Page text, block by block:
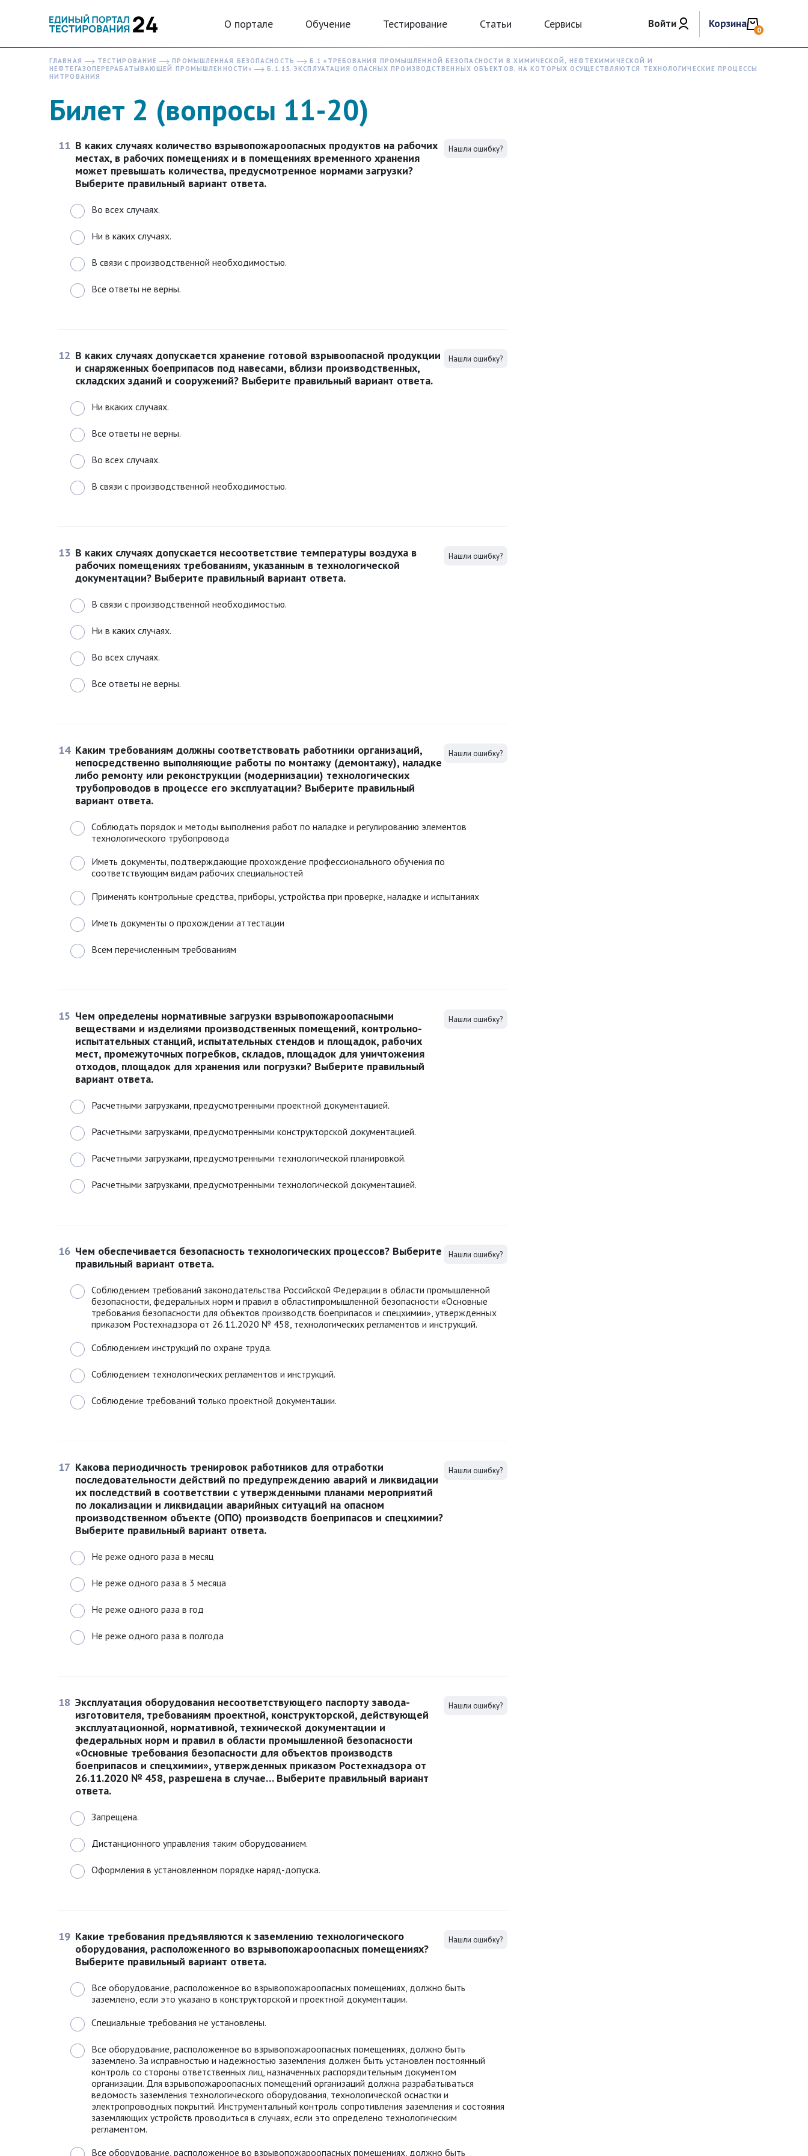
О портале Обучение Тестирование Статьи Сервисы Войти Корзина 0
ГЛАВНАЯ ТЕСТИРОВАНИЕ ПРОМЫШЛЕННАЯ БЕЗОПАСНОСТЬ
Б.1 «ТРЕБОВАНИЯ ПРОМЫШЛЕННОЙ БЕЗОПАСНОСТИ В ХИМИЧЕСКОЙ, НЕФТЕХИМИЧЕСКОЙ И
НЕФТЕГАЗОПЕРЕРАБАТЫВАЮЩЕЙ ПРОМЫШЛЕННОСТИ»
Б.1.15. ЭКСПЛУАТАЦИЯ ОПАСНЫХ ПРОИЗВОДСТВЕННЫХ ОБЪЕКТОВ, НА КОТОРЫХ ОСУЩЕСТВЛЯЮТСЯ ТЕХНОЛОГИЧЕСКИЕ ПРОЦЕССЫ
НИТРОВАНИЯ
Билет 2 (вопросы 11-20)
11 В каких случаях количество взрывопожароопасных продуктов на рабочих
местах, в рабочих помещениях и в помещениях временного хранения
может превышать количества, предусмотренное нормами загрузки?
Выберите правильный вариант ответа.
Нашли ошибку?
Во всех случаях.
Ни в каких случаях.
В связи с производственной необходимостью.
Все ответы не верны.
12 В каких случаях допускается хранение готовой взрывоопасной продукции
и снаряженных боеприпасов под навесами, вблизи производственных,
складских зданий и сооружений? Выберите правильный вариант ответа.
Нашли ошибку?
Ни вкаких случаях.
Все ответы не верны.
Во всех случаях.
В связи с производственной необходимостью.
13 В каких случаях допускается несоответствие температуры воздуха в
рабочих помещениях требованиям, указанным в технологической
документации? Выберите правильный вариант ответа.
Нашли ошибку?
В связи с производственной необходимостью.
Ни в каких случаях.
Во всех случаях.
Все ответы не верны.
14 Каким требованиям должны соответствовать работники организаций,
непосредственно выполняющие работы по монтажу (демонтажу), наладке
либо ремонту или реконструкции (модернизации) технологических
трубопроводов в процессе его эксплуатации? Выберите правильный
вариант ответа.
Нашли ошибку?
Соблюдать порядок и методы выполнения работ по наладке и регулированию элементов
технологического трубопровода
Иметь документы, подтверждающие прохождение профессионального обучения по
соответствующим видам рабочих специальностей
Применять контрольные средства, приборы, устройства при проверке, наладке и испытаниях
Иметь документы о прохождении аттестации
Всем перечисленным требованиям
15 Чем определены нормативные загрузки взрывопожароопасными
веществами и изделиями производственных помещений, контрольно-
испытательных станций, испытательных стендов и площадок, рабочих
мест, промежуточных погребков, складов, площадок для уничтожения
отходов, площадок для хранения или погрузки? Выберите правильный
вариант ответа.
Нашли ошибку?
Расчетными загрузками, предусмотренными проектной документацией.
Расчетными загрузками, предусмотренными конструкторской документацией.
Расчетными загрузками, предусмотренными технологической планировкой.
Расчетными загрузками, предусмотренными технологической документацией.
16 Чем обеспечивается безопасность технологических процессов? Выберите
правильный вариант ответа.
Нашли ошибку?
Соблюдением требований законодательства Российской Федерации в области промышленной
безопасности, федеральных норм и правил в областипромышленной безопасности «Основные
требования безопасности для объектов производств боеприпасов и спецхимии», утвержденных
приказом Ростехнадзора от 26.11.2020 № 458, технологических регламентов и инструкций.
Соблюдением инструкций по охране труда.
Соблюдением технологических регламентов и инструкций.
Соблюдение требований только проектной документации.
17 Какова периодичность тренировок работников для отработки
последовательности действий по предупреждению аварий и ликвидации
их последствий в соответствии с утвержденными планами мероприятий
по локализации и ликвидации аварийных ситуаций на опасном
производственном объекте (ОПО) производств боеприпасов и спецхимии?
Выберите правильный вариант ответа.
Нашли ошибку?
Не реже одного раза в месяц
Не реже одного раза в 3 месяца
Не реже одного раза в год
Не реже одного раза в полгода
18 Эксплуатация оборудования несоответствующего паспорту завода-
изготовителя, требованиям проектной, конструкторской, действующей
эксплуатационной, нормативной, технической документации и
федеральных норм и правил в области промышленной безопасности
«Основные требования безопасности для объектов производств
боеприпасов и спецхимии», утвержденных приказом Ростехнадзора от
26.11.2020 № 458, разрешена в случае… Выберите правильный вариант
ответа.
Нашли ошибку?
Запрещена.
Дистанционного управления таким оборудованием.
Оформления в установленном порядке наряд-допуска.
19 Какие требования предъявляются к заземлению технологического
оборудования, расположенного во взрывопожароопасных помещениях?
Выберите правильный вариант ответа.
Нашли ошибку?
Все оборудование, расположенное во взрывопожароопасных помещениях, должно быть
заземлено, если это указано в конструкторской и проектной документации.
Специальные требования не установлены.
Все оборудование, расположенное во взрывопожароопасных помещениях, должно быть
заземлено. За исправностью и надежностью заземления должен быть установлен постоянный
контроль со стороны ответственных лиц, назначенных распорядительным документом
организации. Для взрывопожароопасных помещений организаций должна разрабатываться
ведомость заземления технологического оборудования, технологической оснастки и
электропроводных покрытий. Инструментальный контроль сопротивления заземления и состояния
заземляющих устройств проводиться в случаях, если это определено технологическим
регламентом.
Все оборудование, расположенное во взрывопожароопасных помещениях, должно быть